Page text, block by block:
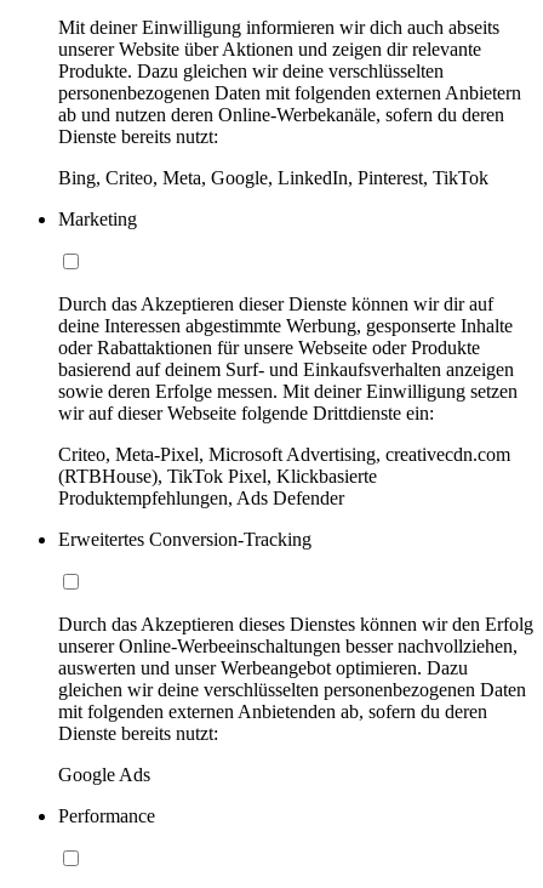
Mit deiner Einwilligung informieren wir dich auch abseits
unserer Website über Aktionen und zeigen dir relevante
Produkte. Dazu gleichen wir deine verschlüsselten
personenbezogenen Daten mit folgenden externen Anbietern
ab und nutzen deren Online-Werbekanäle, sofern du deren
Dienste bereits nutzt:
Bing, Criteo, Meta, Google, LinkedIn, Pinterest, TikTok
Marketing
Durch das Akzeptieren dieser Dienste können wir dir auf
deine Interessen abgestimmte Werbung, gesponserte Inhalte
oder Rabattaktionen für unsere Webseite oder Produkte
basierend auf deinem Surf- und Einkaufsverhalten anzeigen
sowie deren Erfolge messen. Mit deiner Einwilligung setzen
wir auf dieser Webseite folgende Drittdienste ein:
Criteo, Meta-Pixel, Microsoft Advertising, creativecdn.com
(RTBHouse), TikTok Pixel, Klickbasierte
Produktempfehlungen, Ads Defender
Erweitertes Conversion-Tracking
Durch das Akzeptieren dieses Dienstes können wir den Erfolg
unserer Online-Werbeeinschaltungen besser nachvollziehen,
auswerten und unser Werbeangebot optimieren. Dazu
gleichen wir deine verschlüsselten personenbezogenen Daten
mit folgenden externen Anbietenden ab, sofern du deren
Dienste bereits nutzt:
Google Ads
Performance